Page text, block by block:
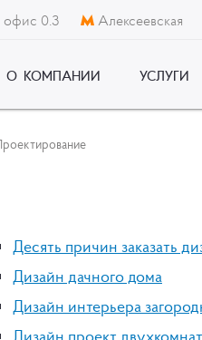
офис 0.3 Алексеевская
О КОМПАНИИ УСЛУГИ
Десять причин заказать
Дизайн дачного дома
Дизайн интерьера